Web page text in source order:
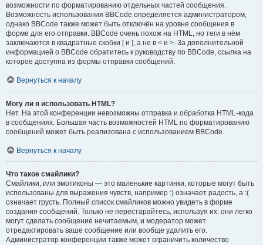
возможности по форматированию отдельных частей сообщения.
Возможность использования BBCode определяется администратором,
однако BBCode также может быть отключён на уровне сообщения в
форме для его отправки. BBCode очень похож на HTML, но теги в нём
заключаются в квадратные скобки [ и ], а не в < и >. За дополнительной
информацией о BBCode обратитесь к руководству по BBCode, ссылка на
которое доступна из формы отправки сообщений.
Вернуться к началу
Могу ли я использовать HTML?
Нет. На этой конференции невозможны отправка и обработка HTML-кода
в сообщениях. Большая часть возможностей HTML по форматированию
сообщений может быть реализована с использованием BBCode.
Вернуться к началу
Что такое смайлики?
Смайлики, или эмотиконы — это маленькие картинки, которые могут быть
использованы для выражения чувств, например :) означает радость, а :(
означает грусть. Полный список смайликов можно увидеть в форме
создания сообщений. Только не перестарайтесь, используя их: они легко
могут сделать сообщение нечитаемым, и модератор может
отредактировать ваше сообщение или вообще удалить его.
Администратор конференции также может ограничить количество